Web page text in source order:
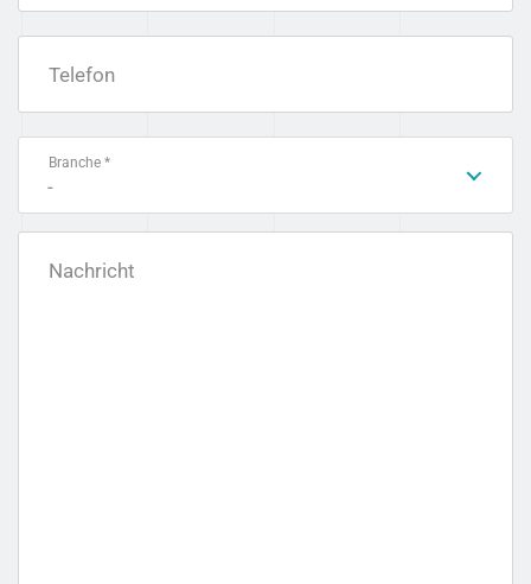
Telefon
Branche *
-
Nachricht